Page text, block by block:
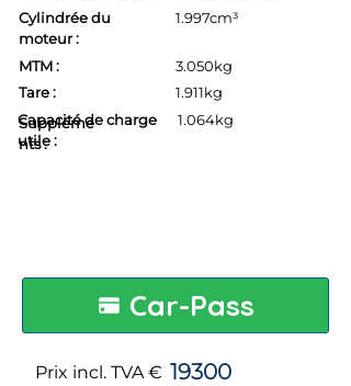
Cylindrée du
moteur :
1.997cm³
MTM :
Tare :
3.050kg
1.911kg
Capacité de charge
utile :
1.064kg
Suppléme
nts :
Car-Pass
Prix incl. TVA € 19300